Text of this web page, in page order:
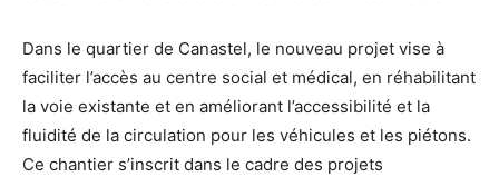
Dans le quartier de Canastel, le nouveau projet vise à
faciliter l’accès au centre social et médical, en réhabilitant
la voie existante et en améliorant l’accessibilité et la
fluidité de la circulation pour les véhicules et les piétons.
Ce chantier s’inscrit dans le cadre des projets